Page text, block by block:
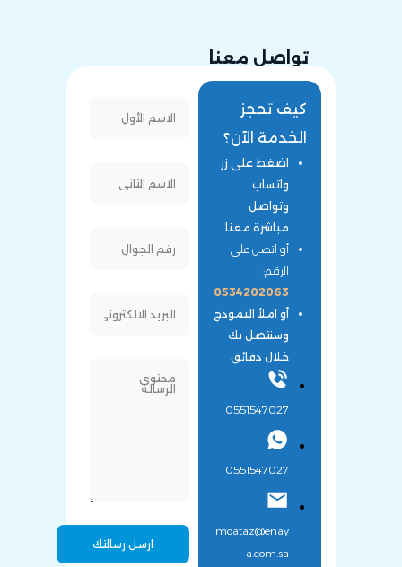
تواصل معنا
كيف تحجز
الخدمة الآن؟
اضغط على زر
واتساب
وتواصل
مباشرة معنا
أو اتصل على
الرقم:
0534202063
أو املأ النموذج
وسنتصل بك
خلال دقائق
0551547027
0551547027
moataz@enay
a.com.sa